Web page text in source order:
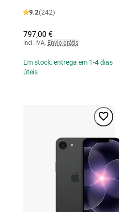
9.2(242)
797,00 €
Incl. IVA, Envio grátis
Em stock: entrega em 1-4 dias
úteis